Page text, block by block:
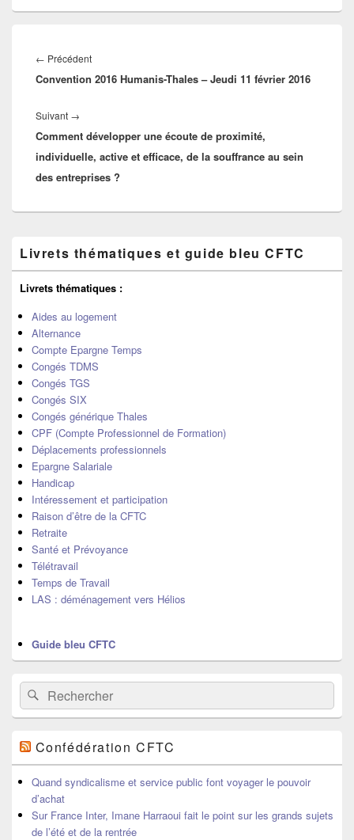
de
l’article
← Précédent
précédent :
Convention 2016 Humanis-Thales – Jeudi 11 février 2016
Suivant →
suivant :
Comment développer une écoute de proximité,
individuelle, active et efficace, de la souffrance au sein
des entreprises ?
principale
de
widget
la
barre
latérale
Livrets thématiques et guide bleu CFTC
Livrets thématiques :
Aides au logement
Alternance
Compte Epargne Temps
Congés TDMS
Congés TGS
Congés SIX
Congés générique Thales
CPF (Compte Professionnel de Formation)
Déplacements professionnels
Epargne Salariale
Handicap
Intéressement et participation
Raison d’être de la CFTC
Retraite
Santé et Prévoyance
Télétravail
Temps de Travail
LAS : déménagement vers Hélios
Guide bleu CFTC
Recherche :
Rechercher
Confédération CFTC
Quand syndicalisme et service public font voyager le pouvoir
d’achat
Sur France Inter, Imane Harraoui fait le point sur les grands sujets
de l’été et de la rentrée